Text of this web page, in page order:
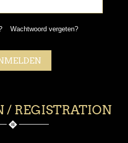
Wachtwoord vergeten?
/ REGISTRATION